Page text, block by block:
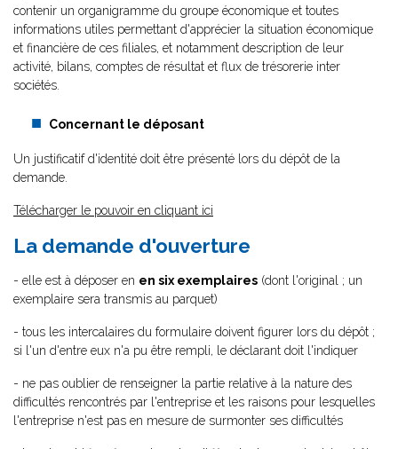
contenir un organigramme du groupe économique et toutes
informations utiles permettant d'apprécier la situation économique
et financière de ces filiales, et notamment description de leur
activité, bilans, comptes de résultat et flux de trésorerie inter
sociétés.
Concernant le déposant
Un justificatif d'identité doit être présenté lors du dépôt de la
demande.
Télécharger le pouvoir en cliquant ici
La demande d'ouverture
- elle est à déposer en en six exemplaires (dont l'original ; un
exemplaire sera transmis au parquet)
- tous les intercalaires du formulaire doivent figurer lors du dépôt ;
si l'un d'entre eux n'a pu être rempli, le déclarant doit l'indiquer
- ne pas oublier de renseigner la partie relative à la nature des
difficultés rencontrés par l'entreprise et les raisons pour lesquelles
l'entreprise n'est pas en mesure de surmonter ses difficultés